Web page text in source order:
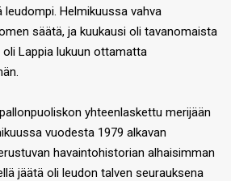
Helmikuussa vahva
säätä, ja kuukausi oli tavanomaista
Lappia lukuun ottamatta
yhteenlaskettu merijään
vuodesta 1979 alkavan
havaintohistorian alhaisimman
jäätä oli leudon talven seurauksena